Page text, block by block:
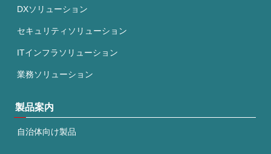
DXソリューション
セキュリティソリューション
ITインフラソリューション
業務ソリューション
製品案内
自治体向け製品